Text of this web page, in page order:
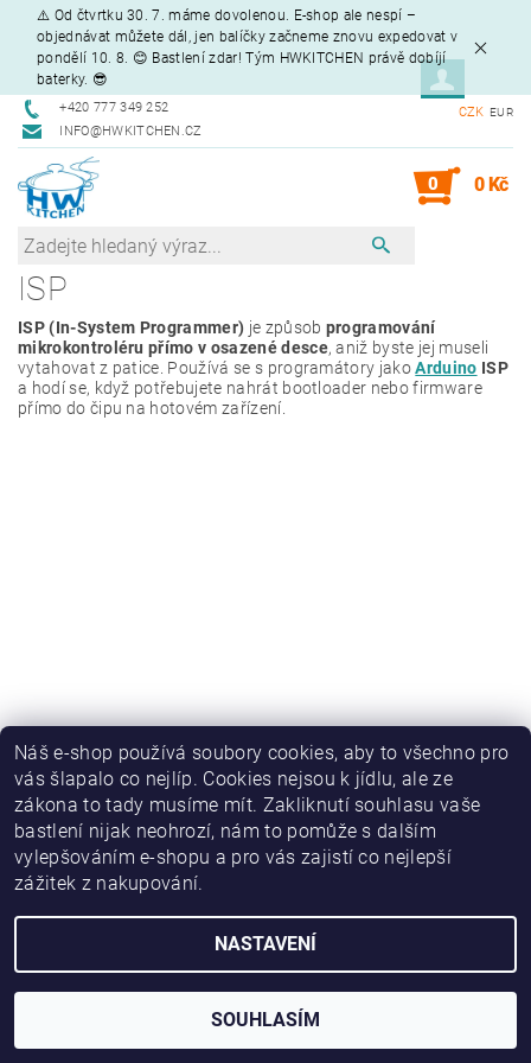
⚠️ Od čtvrtku 30. 7. máme dovolenou. E-shop ale nespí –
objednávat můžete dál, jen balíčky začneme znovu expedovat v
pondělí 10. 8. 😊 Bastlení zdar! Tým HWKITCHEN právě dobíjí
baterky. 😎
+420 777 349 252
INFO@HWKITCHEN.CZ
CZK EUR
0 0 Kč
ISP
ISP (In-System Programmer) je způsob programování
mikrokontroléru přímo v osazené desce, aniž byste jej museli
vytahovat z patice. Používá se s programátory jakoArduino ISP
a hodí se, když potřebujete nahrát bootloader nebo firmware
přímo do čipu na hotovém zařízení.
2026 © HWKITCHEN, všechna práva vyhrazena
Vytvořil Shoptet
Náš e-shop používá soubory cookies, aby to všechno pro
vás šlapalo co nejlíp. Cookies nejsou k jídlu, ale ze
zákona to tady musíme mít. Zakliknutí souhlasu vaše
bastlení nijak neohrozí, nám to pomůže s dalším
vylepšováním e-shopu a pro vás zajistí co nejlepší
zážitek z nakupování.
NASTAVENÍ
SOUHLASÍM